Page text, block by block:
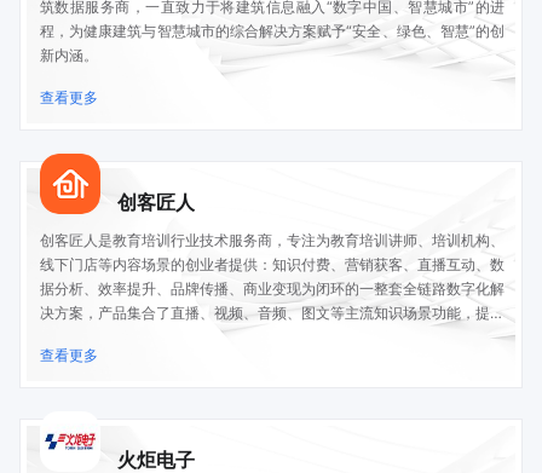
筑数据服务商，一直致力于将建筑信息融入“数字中国、智慧城市”的进
程，为健康建筑与智慧城市的综合解决方案赋予“安全、绿色、智慧”的创
新内涵。
查看更多
创客匠人
创客匠人是教育培训行业技术服务商，专注为教育培训讲师、培训机构、
线下门店等内容场景的创业者提供：知识付费、营销获客、直播互动、数
据分析、效率提升、品牌传播、商业变现为闭环的一整套全链路数字化解
决方案，产品集合了直播、视频、音频、图文等主流知识场景功能，提供
的内容变现形式包括：微信公众号、微信小程序等。公司产品矩阵包括：
教育SAAS、直播SAAS、企训SAAS、内容SAAS、抖音内容分发平台
查看更多
火炬电子